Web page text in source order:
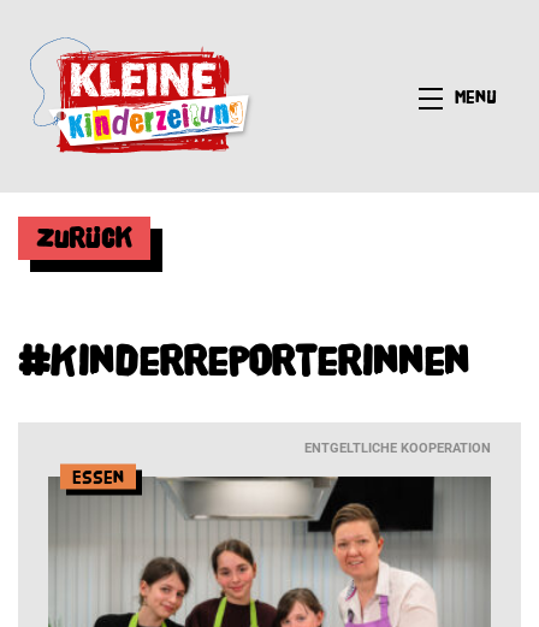
Menü
Zurück
#Kinderreporterinnen
ENTGELTLICHE KOOPERATION
Essen